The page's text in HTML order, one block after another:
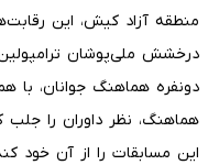
منطقه آزاد کیش، این
درخشش ملی‌پوشان
دونفره هماهنگ جوانان، با
هماهنگ، نظر داوران را
این مسابقات را از آن خود